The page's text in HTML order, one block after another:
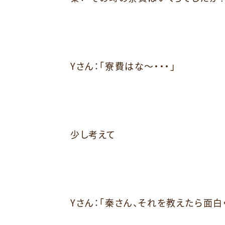
Yさん：「寮費はな～・・・」
少し考えて
Yさん：「秦さん、それを教えたら面白